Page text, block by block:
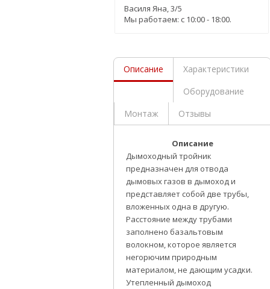
Василя Яна, 3/5
Мы работаем: c 10:00 - 18:00.
Описание
Характеристики
Оборудование
Монтаж
Отзывы
Описание
Дымоходный тройник
предназначен для отвода
дымовых газов в дымоход и
представляет собой две трубы,
вложенных одна в другую.
Расстояние между трубами
заполнено базальтовым
волокном, которое является
негорючим природным
материалом, не дающим усадки.
Утепленный дымоход